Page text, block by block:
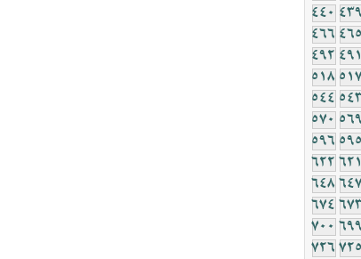
439
440
465
466
491
492
518
543
544
569
570
595
596
621
622
648
673
674
699
700
725
726